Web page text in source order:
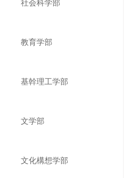
社会科学部
教育学部
基幹理工学部
文学部
文化構想学部